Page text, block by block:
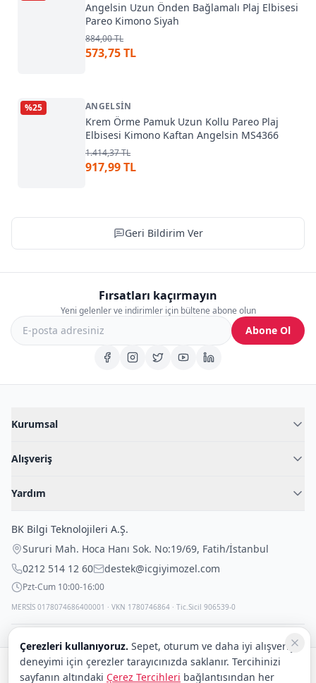
Angelsin Uzun Önden Bağlamalı Plaj Elbisesi
Pareo Kimono Siyah
884,00 TL
573,75 TL
%25 ANGELSIN
Krem Örme Pamuk Uzun Kollu Pareo Plaj
Elbisesi Kimono Kaftan Angelsin MS4366
1.414,37 TL
917,99 TL
Geri Bildirim Ver
Fırsatları kaçırmayın
Yeni gelenler ve indirimler için bültene abone olun
Abone Ol
Kurumsal
Blog
İç Giyim Rehberi
Alışveriş
Fantazi İç Giyim
Çocuk İç Giyim
Outlet Fırsatları
Yardım
İade Politikası
Gizli Paketleme
BK Bilgi Teknolojileri A.Ş.
Sururi Mah. Hoca Hanı Sok. No:19/69, Fatih/İstanbul
0212 514 12 60
destek@icgiyimozel.com
Pzt-Cum 10:00-16:00
MERSİS 0178074686400001 · VKN 1780746864 · Tic.Sicil 906539-0
Güvenli alışveriş:
Çerezleri kullanıyoruz. Sepet, oturum ve daha iyi alışveriş
deneyimi için çerezler tarayıcınızda saklanır. Tercihinizi
sayfanın altındaki Çerez Tercihleri bağlantısından her